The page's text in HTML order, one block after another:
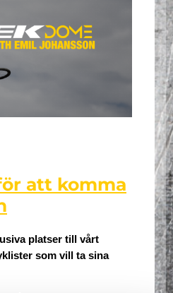
att komma
platser till vårt
som vill ta sina